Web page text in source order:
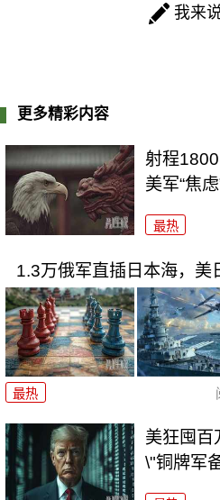
我来
更多精彩内容
射程
美军“焦虑
最热
1.3万俄军直插日本海，美
最热
美狂囤百
\"铜牌军